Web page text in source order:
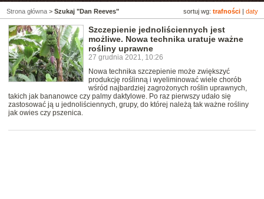
sortuj wg: trafności daty
Strona główna > Szukaj "Dan Reeves"
Szczepienie jednoliściennych jest
możliwe. Nowa technika uratuje ważne
rośliny uprawne
27 grudnia 2021, 10:26
Nowa technika szczepienie może zwiększyć
produkcję roślinną i wyeliminować wiele chorób
wśród najbardziej zagrożonych roślin uprawnych,
takich jak bananowce czy palmy daktylowe. Po raz pierwszy udało się
zastosować ją u jednoliściennych, grupy, do której należą tak ważne rośliny
jak owies czy pszenica.